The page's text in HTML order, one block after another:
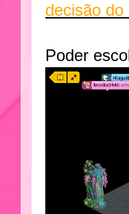
decisão
Poder